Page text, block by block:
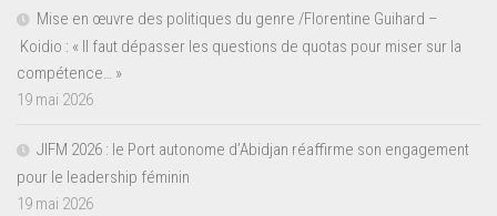
Mise en œuvre des politiques du genre /Florentine Guihard –
Koidio : « Il faut dépasser les questions de quotas pour miser sur la
compétence… »
19 mai 2026
JIFM 2026 : le Port autonome d’Abidjan réaffirme son engagement
pour le leadership féminin
19 mai 2026